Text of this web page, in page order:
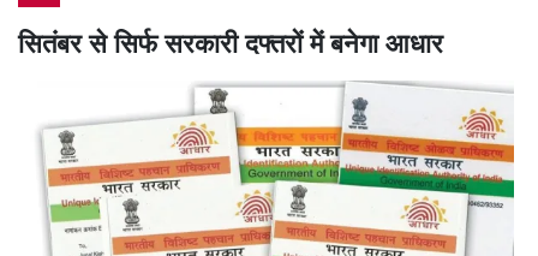
सितंबर से सिर्फ सरकारी दफ्तरों में बनेगा आधार